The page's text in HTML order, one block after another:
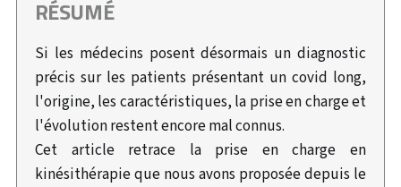
RÉSUMÉ
Si les médecins posent désormais un diagnostic
précis sur les patients présentant un covid long,
l'origine, les caractéristiques, la prise en charge et
l'évolution restent encore mal connus.
Cet article retrace la prise en charge en
kinésithérapie que nous avons proposée depuis le